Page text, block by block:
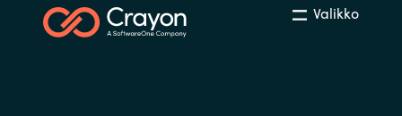
Valikko